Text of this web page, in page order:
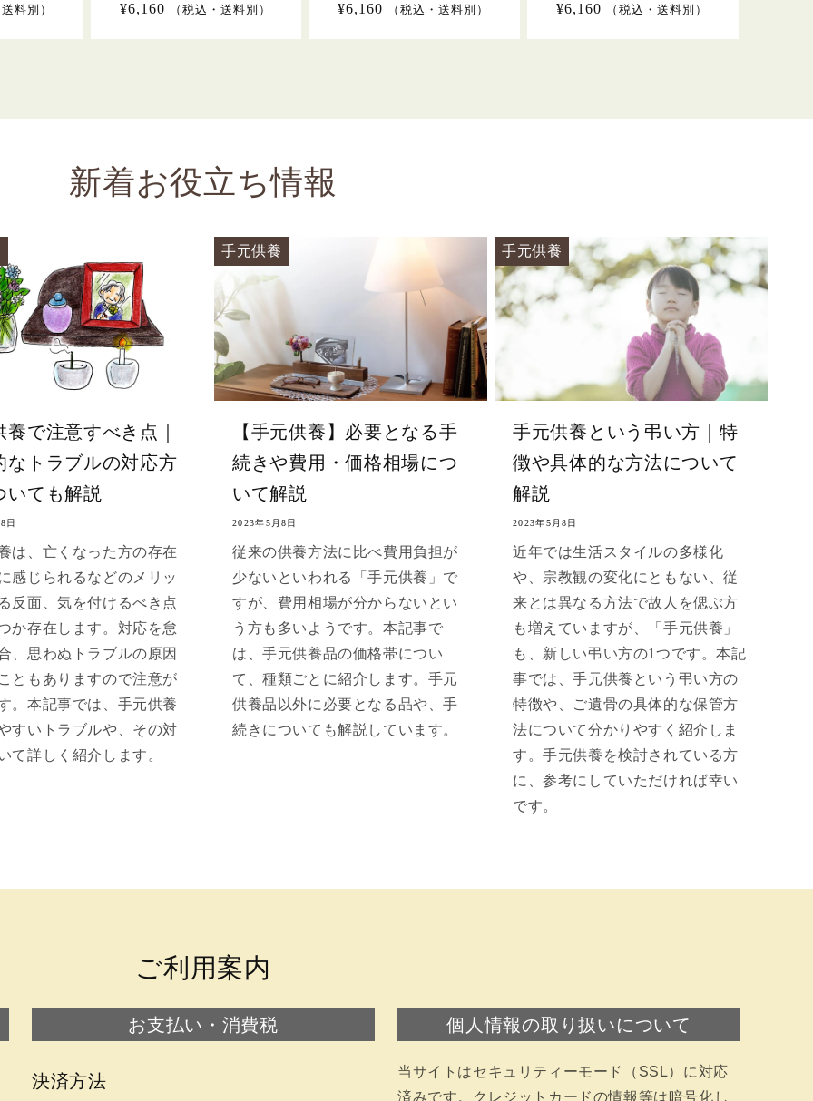
料別）
通
¥6,160 （税込・送料別）
通
¥6,160 （税込・送料別）
通
¥6,160 （税込・送料別）
新着お役立ち情報
養で注意すべき点｜
なトラブルの対応方
いても解説
日
は、亡くなった方の存在
感じられるなどのメリッ
反面、気を付けるべき点
か存在します。対応を怠
、思わぬトラブルの原因
ともありますので注意が
。本記事では、手元供養
すいトラブルや、その対
て詳しく紹介します。
手元供養
【手元供養】必要となる手
続きや費用・価格相場につ
いて解説
2023年5月8日
従来の供養方法に比べ費用負担が
少ないといわれる「手元供養」で
すが、費用相場が分からないとい
う方も多いようです。本記事で
は、手元供養品の価格帯につい
て、種類ごとに紹介します。手元
供養品以外に必要となる品や、手
続きについても解説しています。
手元供養
手元供養という弔い方｜特
徴や具体的な方法について
解説
2023年5月8日
近年では生活スタイルの多様化
や、宗教観の変化にともない、従
来とは異なる方法で故人を偲ぶ方
も増えていますが、「手元供養」
も、新しい弔い方の1つです。本記
事では、手元供養という弔い方の
特徴や、ご遺骨の具体的な保管方
法について分かりやすく紹介しま
す。手元供養を検討されている方
に、参考にしていただければ幸い
です。
ご利用案内
お支払い・消費税
決済方法
個人情報の取り扱いについて
当サイトはセキュリティーモード（SSL）に対応
済みです。クレジットカードの情報等は暗号化し